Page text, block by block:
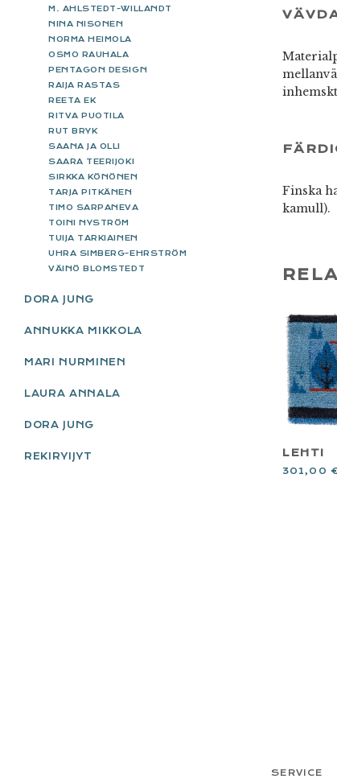
Finska
kamull).
LEHTI
301,00 €
M. AHLSTEDT-WILLANDT
NINA NISONEN
NORMA HEIMOLA
OSMO RAUHALA
PENTAGON DESIGN
RAIJA RASTAS
REETA EK
RITVA PUOTILA
RUT BRYK
SAANA JA OLLI
SAARA TEERIJOKI
SIRKKA KÖNÖNEN
TARJA PITKÄNEN
TIMO SARPANEVA
TOINI NYSTRÖM
TUIJA TARKIAINEN
UHRA SIMBERG-EHRSTRÖM
VÄINÖ BLOMSTEDT
DORA JUNG
ANNUKKA MIKKOLA
MARI NURMINEN
LAURA ANNALA
DORA JUNG
REKIRYIJYT
SERVICE